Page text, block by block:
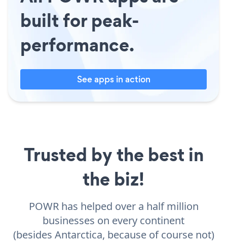
built for peak-
performance.
See apps in action
Trusted by the best in
the biz!
POWR has helped over a half million
businesses on every continent
(besides Antarctica, because of course not)